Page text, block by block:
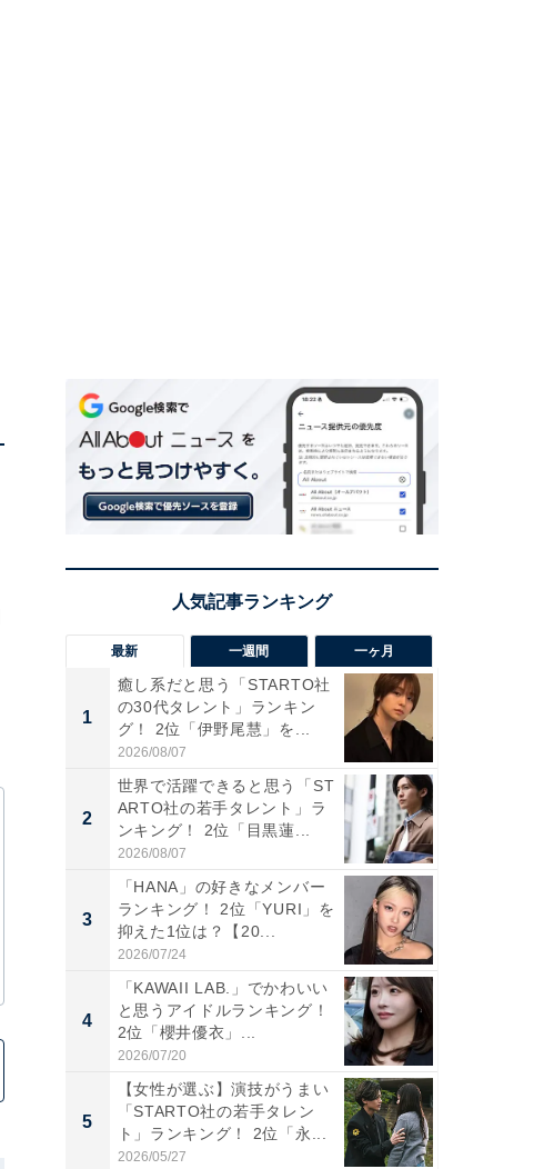
最新 一週間 一ヶ月
1
癒し系だと思う「STARTO社
の30代タレント」ランキン
グ！ 2位「伊野尾慧」を...
2026/08/07
2
世界で活躍できると思う「ST
ARTO社の若手タレント」ラ
ンキング！ 2位「目黒蓮...
2026/08/07
3
「HANA」の好きなメンバー
ランキング！ 2位「YURI」を
抑えた1位は？【20...
2026/07/24
4
「KAWAII LAB.」でかわいい
と思うアイドルランキング！
2位「櫻井優衣」...
2026/07/20
5
【女性が選ぶ】演技がうまい
「STARTO社の若手タレン
ト」ランキング！ 2位「永...
2026/05/27